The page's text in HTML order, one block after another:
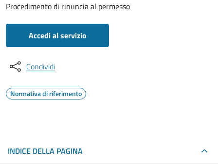
Procedimento di rinuncia al permesso
Accedi al servizio
Condividi
Normativa di riferimento
INDICE DELLA PAGINA